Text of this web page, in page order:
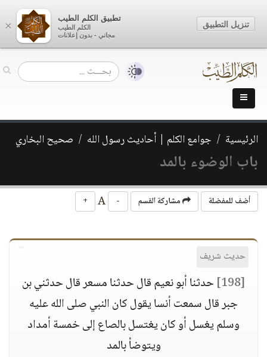
الرئيسية جوامع الكلم | أحاديث رسول الله صحيح البخاري
باب الوضوء بالمد
أضف للمفضلة مشاركة القسم -
+
حديث شريف
[198]
حدثنا أبو نعيم قال حدثنا مسعر قال حدثني بن
جبر قال سمعت أنسا يقول كان النبي صلى الله عليه
وسلم يغسل أو كان يغتسل بالصاع إلى خمسة أمداد
ويتوضأ بالمد
×
تطبيق الكلم الطيب
الكلم الطيب
مجاني - بدون إعلانات
تنزيل التطبيق